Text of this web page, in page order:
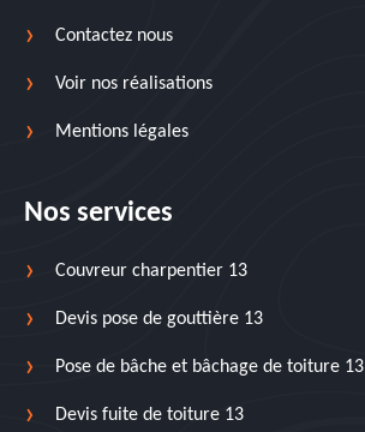
Contactez nous
Voir nos réalisations
Mentions légales
Nos services
Couvreur charpentier 13
Devis pose de gouttière 13
Pose de bâche et bâchage de toiture 13
Devis fuite de toiture 13